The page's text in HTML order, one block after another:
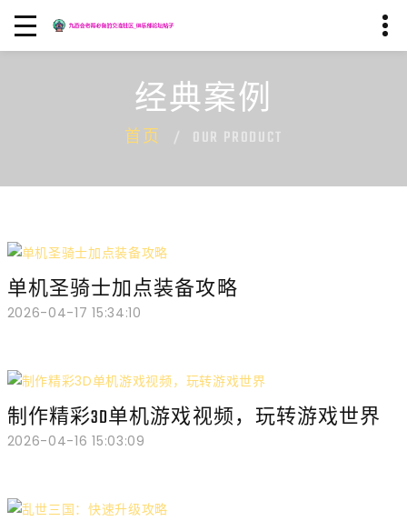
经典案例
首页 OUR PRODUCT
单机圣骑士加点装备攻略
2026-04-17 15:34:10
制作精彩3D单机游戏视频，玩转游戏世界
2026-04-16 15:03:09